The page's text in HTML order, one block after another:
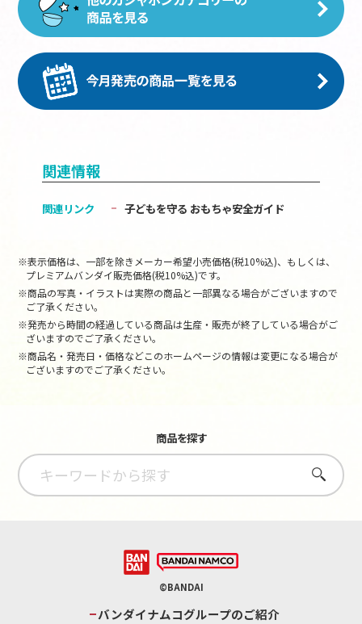
関連情報
関連リンク 子どもを守る おもちゃ安全ガイド
※表示価格は、一部を除きメーカー希望小売価格(税10%込)、もしくは、
プレミアムバンダイ販売価格(税10%込)です。
※商品の写真・イラストは実際の商品と一部異なる場合がございますので
ご了承ください。
※発売から時間の経過している商品は生産・販売が終了している場合がご
ざいますのでご了承ください。
※商品名・発売日・価格などこのホームページの情報は変更になる場合が
ございますのでご了承ください。
商品を探す
さがす
©BANDAI
バンダイナムコグループのご紹介